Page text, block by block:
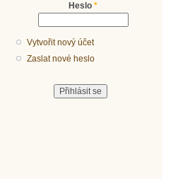
Heslo *
Vytvořit nový účet
Zaslat nové heslo